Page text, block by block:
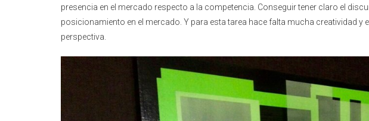
presencia en el mercado respecto a la competencia. Conseguir tener claro el
posicionamiento en el mercado. Y para esta tarea hace falta mucha creatividad y
perspectiva.